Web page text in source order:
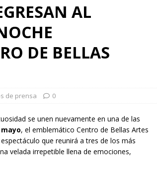
AL
DE BELLAS
de prensa 0
se unen nuevamente en una de las
, el emblemático Centro de Bellas Artes
que reunirá a tres de los más
velada irrepetible llena de emociones,